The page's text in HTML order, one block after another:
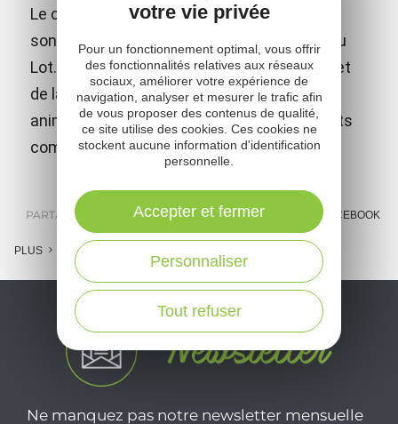
Le château fort de Calmont d'Olt domine de
son sommet la ville d'Espalion et la vallée du
Lot. En plus des nombreux jeux médiévaux et
de la visite libre, le château propose des
animations et spectacles adaptés aux petits
comme aux grands !
PARTAGER : E-MAIL MESSENGER FACEBOOK
PLUS
Ne manquez pas notre newsletter mensuelle
votre vie privée
Pour un fonctionnement optimal, vous offrir
des fonctionnalités relatives aux réseaux
sociaux, améliorer votre expérience de
navigation, analyser et mesurer le trafic afin
de vous proposer des contenus de qualité,
ce site utilise des cookies. Ces cookies ne
stockent aucune information d'identification
personnelle.
Tout refuser
Personnaliser
Accepter et fermer